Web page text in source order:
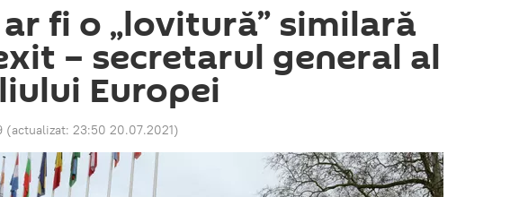
fi o „lovitură” similară
– secretarul general al
Europei
(actualizat: 23:50 20.07.2021)